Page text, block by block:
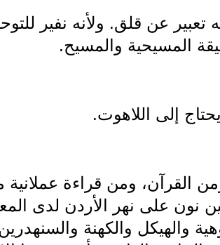
عن قلق. ولأنه نفير
المسيحية والمسيح.
إلى اللاهوت.
القرآن، ومن قراءة عملانية
نون على نهر الأردن لدى
والهيكل والكهنة